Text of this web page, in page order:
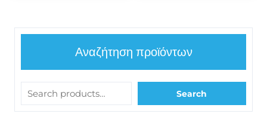
Αναζήτηση προϊόντων
Search